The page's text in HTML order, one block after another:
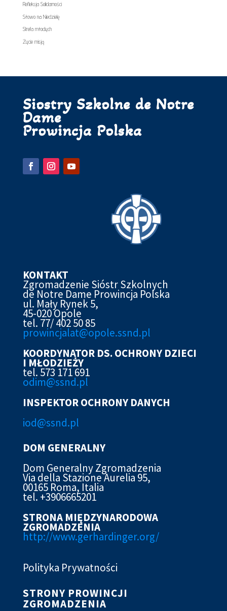
Refleksja Solidarności
Słowo na Niedzielę
Strefa młodych
Życie misją
Siostry Szkolne de Notre
Dame
Prowincja Polska
KONTAKT
Zgromadzenie Sióstr Szkolnych
de Notre Dame Prowincja Polska
ul. Mały Rynek 5,
45-020 Opole
tel. 77/ 402 50 85
prowincjalat@opole.ssnd.pl
KOORDYNATOR DS. OCHRONY DZIECI
I MŁODZIEŻY
tel. 573 171 691
odim@ssnd.pl
INSPEKTOR OCHRONY DANYCH
iod@ssnd.pl
DOM GENERALNY
Dom Generalny Zgromadzenia
Via della Stazione Aurelia 95,
00165 Roma, Italia
tel. +3906665201
STRONA MIĘDZYNARODOWA
ZGROMADZENIA
http://www.gerhardinger.org/
Polityka Prywatności
STRONY PROWINCJI
ZGROMADZENIA